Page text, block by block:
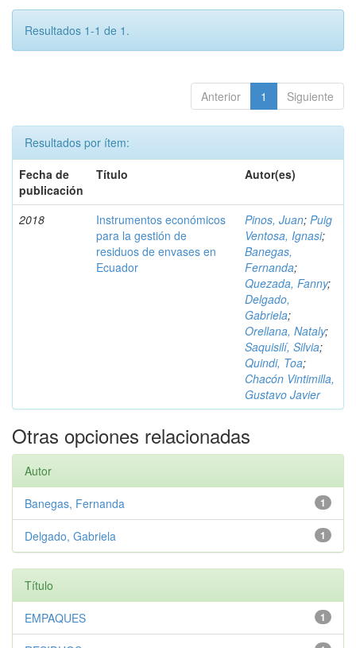
Resultados 1-1 de 1.
Anterior 1 Siguiente
Resultados por ítem:
Fecha de
publicación
Título Autor(es)
2018
Instrumentos económicos
para la gestión de
residuos de envases en
Ecuador
Pinos, Juan; Puig
Ventosa, Ignasi;
Banegas,
Fernanda;
Quezada, Fanny;
Delgado,
Gabriela;
Orellana, Nataly;
Saquisilí, Silvia;
Quindi, Toa;
Chacón Vintimilla,
Gustavo Javier
Otras opciones relacionadas
Autor
1
Banegas, Fernanda
1
Delgado, Gabriela
Título
1
EMPAQUES